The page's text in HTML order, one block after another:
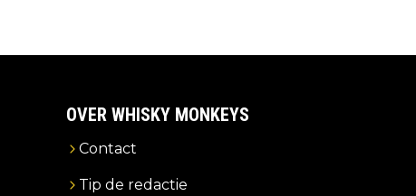
OVER WHISKY MONKEYS
Contact
Tip de redactie